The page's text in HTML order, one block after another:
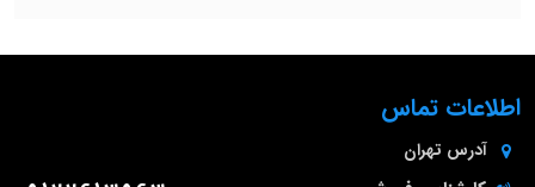
اطلاعات تماس
آدرس تهران